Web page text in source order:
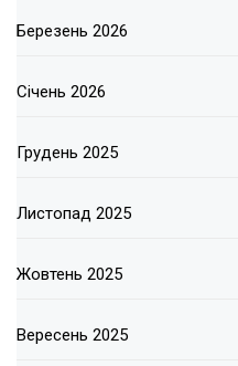
Березень 2026
Січень 2026
Грудень 2025
Листопад 2025
Жовтень 2025
Вересень 2025